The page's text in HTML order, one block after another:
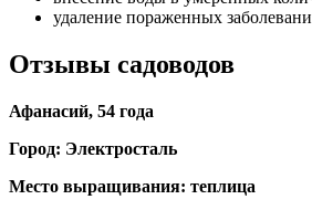
удаление пораженных
Отзывы садоводов
Афанасий, 54 года
Город: Электросталь
Место выращивания: теплица